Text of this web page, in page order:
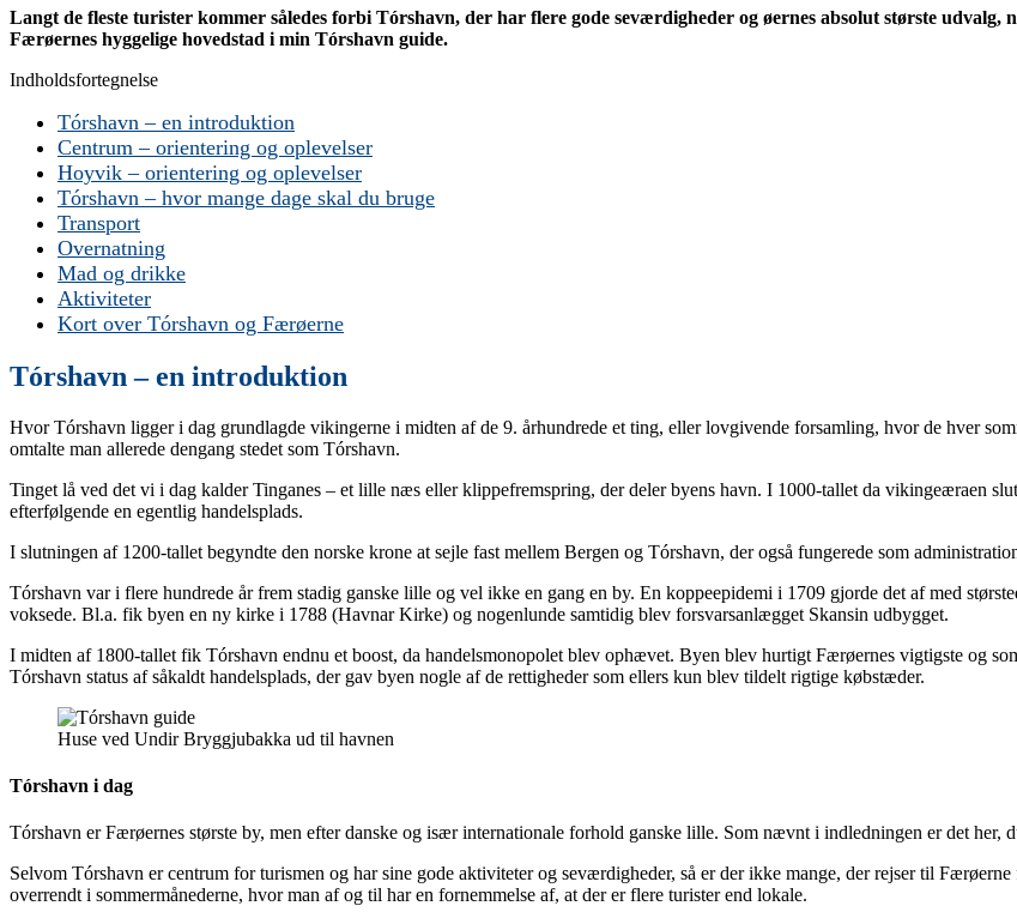
Langt de fleste turister kommer således forbi Tórshavn, der har flere gode seværdigheder og øernes absolut største udvalg,
Færøernes hyggelige hovedstad i min Tórshavn guide.
Indholdsfortegnelse
Tórshavn – en introduktion
Centrum – orientering og oplevelser
Hoyvik – orientering og oplevelser
Tórshavn – hvor mange dage skal du bruge
Transport
Overnatning
Mad og drikke
Aktiviteter
Kort over Tórshavn og Færøerne
Tórshavn – en introduktion
Hvor Tórshavn ligger i dag grundlagde vikingerne i midten af de 9. århundrede et ting, eller lovgivende forsamling, hvor de hver
omtalte man allerede dengang stedet som Tórshavn.
Tinget lå ved det vi i dag kalder Tinganes – et lille næs eller klippefremspring, der deler byens havn. I 1000-tallet da vikingeæraen
efterfølgende en egentlig handelsplads.
I slutningen af 1200-tallet begyndte den norske krone at sejle fast mellem Bergen og Tórshavn, der også fungerede som
Tórshavn var i flere hundrede år frem stadig ganske lille og vel ikke en gang en by. En koppeepidemi i 1709 gjorde det af med
voksede. Bl.a. fik byen en ny kirke i 1788 (Havnar Kirke) og nogenlunde samtidig blev forsvarsanlægget Skansin udbygget.
I midten af 1800-tallet fik Tórshavn endnu et boost, da handelsmonopolet blev ophævet. Byen blev hurtigt Færøernes vigtigste og
Tórshavn status af såkaldt handelsplads, der gav byen nogle af de rettigheder som ellers kun blev tildelt rigtige købstæder.
Huse ved Undir Bryggjubakka ud til havnen
Tórshavn i dag
Tórshavn er Færøernes største by, men efter danske og især internationale forhold ganske lille. Som nævnt i indledningen er det her,
Selvom Tórshavn er centrum for turismen og har sine gode aktiviteter og seværdigheder, så er der ikke mange, der rejser til
overrendt i sommermånederne, hvor man af og til har en fornemmelse af, at der er flere turister end lokale.